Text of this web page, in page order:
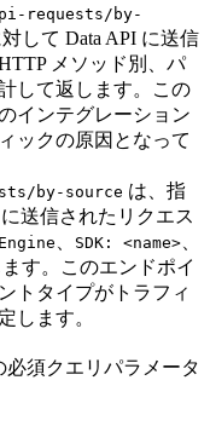
requests/by-
して Data API に送信
メソッド別、パ
して返します。この
インテグレーション
ックの原因となって
by-source は、指
送信されたリクエス
Engine SDK: <name>
す。このエンドポイ
トタイプがトラフィ
します。
須クエリパラメータ